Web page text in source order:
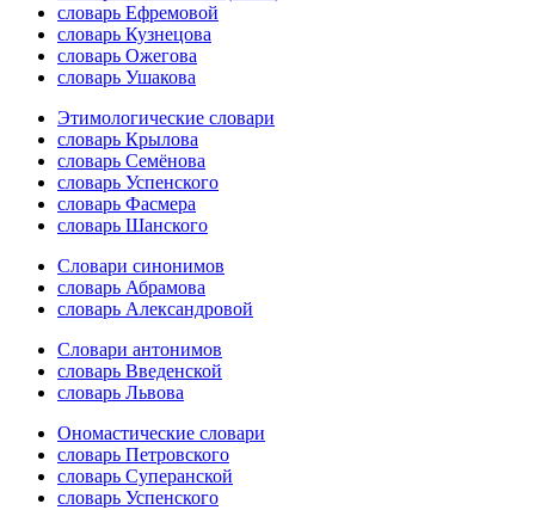
словарь Ефремовой
словарь Кузнецова
словарь Ожегова
словарь Ушакова
Этимологические словари
словарь Крылова
словарь Семёнова
словарь Успенского
словарь Фасмера
словарь Шанского
Словари синонимов
словарь Абрамова
словарь Александровой
Словари антонимов
словарь Введенской
словарь Львова
Ономастические словари
словарь Петровского
словарь Суперанской
словарь Успенского